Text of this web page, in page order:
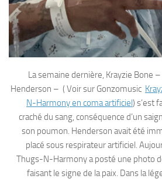
La semaine dernière, Krayzie Bone
Henderson – ( Voir sur Gonzomusic
N-Harmony en coma artificiel) s’est
craché du sang, conséquence d’un
son poumon. Henderson avait été
placé sous respirateur artificiel.
Thugs-N-Harmony a posté une photo
faisant le signe de la paix. Dans la